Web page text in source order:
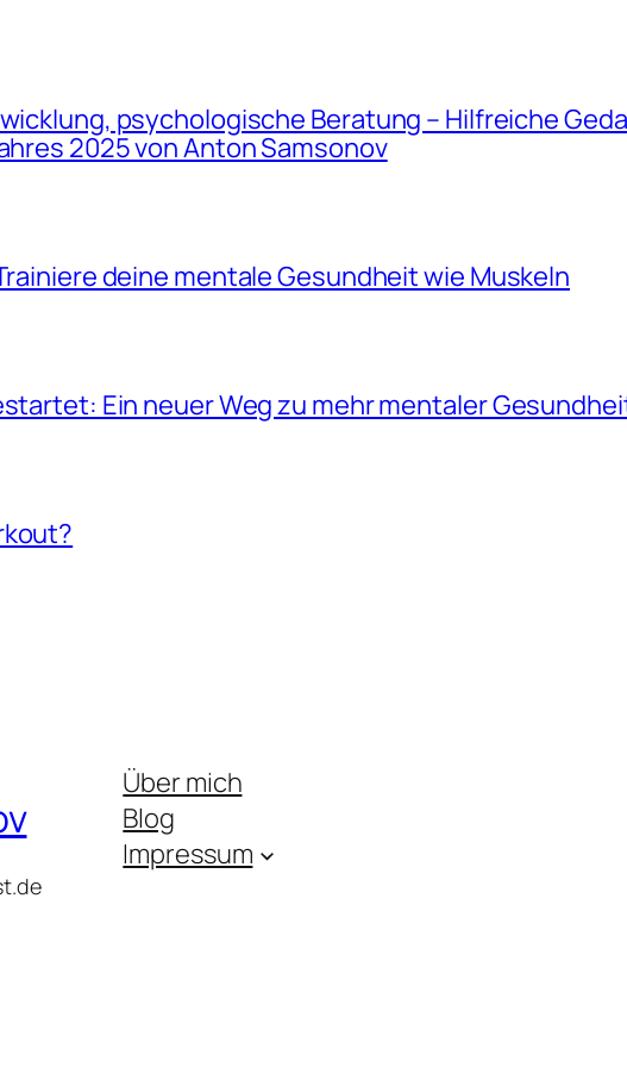
psychologische Beratung – Hilfreiche
2025 von Anton Samsonov
deine mentale Gesundheit wie Muskeln
Ein neuer Weg zu mehr mentaler
Über mich
Blog
Impressum